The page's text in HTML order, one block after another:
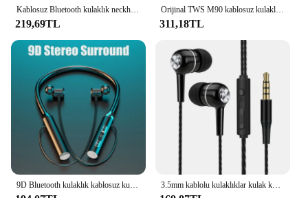
Kablosuz Bluetooth kulaklık neckheadset Stereo gürültü azaltma evrensel spor kulaklık mikrofon
219,69TL
Orijinal TWS M90 kablosuz kulaklıklar oyun kulaklık Bluetooth 5.3 spor iPhone Xiaomi için Mic ile kablosuz kulaklık kulakiçi
311,18TL
9D Bluetooth kulaklık kablosuz kulaklıklar manyetik spor boyun bandı boyun-asılı TWS kulakiçi kablosuz Bluetooth mikrofonlu kulaklık 3.5mm kablolu kulaklıklar kulak kulaklık kablolu mikrofonlu kulaklık bas HiFi Stereo kulakiçi spor In-line kontrol telefonları için